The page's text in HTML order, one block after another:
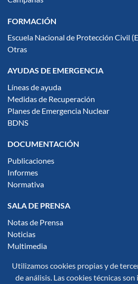
FORMACIÓN
Escuela Nacional de Protección Civil
Otras
AYUDAS DE EMERGENCIA
Líneas de ayuda
Medidas de Recuperación
Planes de Emergencia Nuclear
BDNS
DOCUMENTACIÓN
Publicaciones
Informes
Normativa
SALA DE PRENSA
Notas de Prensa
Noticias
Multimedia
Síguenos en redes sociales:
Utilizamos cookies propias y de
de análisis. Las cookies técnicas